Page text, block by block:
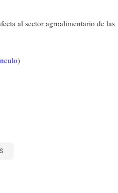
al sector agroalimentario de las
)